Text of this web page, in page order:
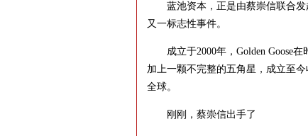
蓝池资本，正是由蔡崇信联合发
又一标志性事件。
成立于2000年，Golden Goose在
加上一颗不完整的五角星，成立至
全球。
刚刚，蔡崇信出手了